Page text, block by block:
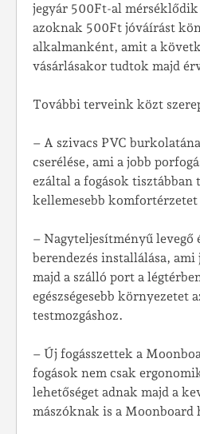
jegyár 500Ft-al
azoknak 500Ft jóváírást
alkalmanként, amit a
vásárlásakor tudtok majd
További terveink közt
– A szivacs PVC
cserélése, ami a jobb
ezáltal a fogások
kellemesebb komfortérzetet
– Nagyteljesítményű levegő
berendezés installálása,
majd a szálló port a
egészségesebb környezetet
testmozgáshoz.
– Új fogásszettek a
fogások nem csak
lehetőséget adnak majd a
mászóknak is a Moonboard